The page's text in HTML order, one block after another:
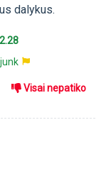
dalykus.
Visai nepatiko